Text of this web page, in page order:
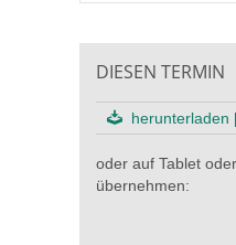
DIESEN TERMIN
herunterladen
oder auf Tablet
übernehmen: